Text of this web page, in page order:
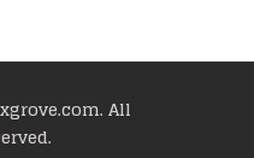
All